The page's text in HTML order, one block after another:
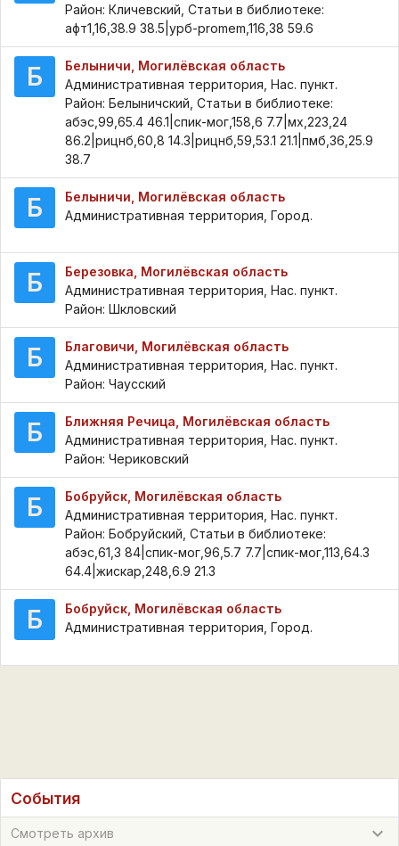
Район: Кличевский, Статьи в библиотеке:
афт1,16,38.9 38.5|урб-promem,116,38 59.6
Б
Белыничи, Могилёвская область
Административная территория, Нас. пункт.
Район: Белыничский, Статьи в библиотеке:
абэс,99,65.4 46.1|спик-мог,158,6 7.7|мх,223,24
86.2|рицнб,60,8 14.3|рицнб,59,53.1 21.1|пмб,36,25.9
38.7
Б
Белыничи, Могилёвская область
Административная территория, Город.
Б
Березовка, Могилёвская область
Административная территория, Нас. пункт.
Район: Шкловский
Б
Благовичи, Могилёвская область
Административная территория, Нас. пункт.
Район: Чаусский
Б
Ближняя Речица, Могилёвская область
Административная территория, Нас. пункт.
Район: Чериковский
Б
Бобруйск, Могилёвская область
Административная территория, Нас. пункт.
Район: Бобруйский, Статьи в библиотеке:
абэс,61,3 84|спик-мог,96,5.7 7.7|спик-мог,113,64.3
64.4|жискар,248,6.9 21.3
Б
Бобруйск, Могилёвская область
Административная территория, Город.
События
Смотреть архив